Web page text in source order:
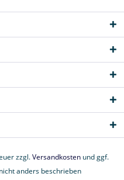
zzgl.Versandkosten und ggf.
anders beschrieben